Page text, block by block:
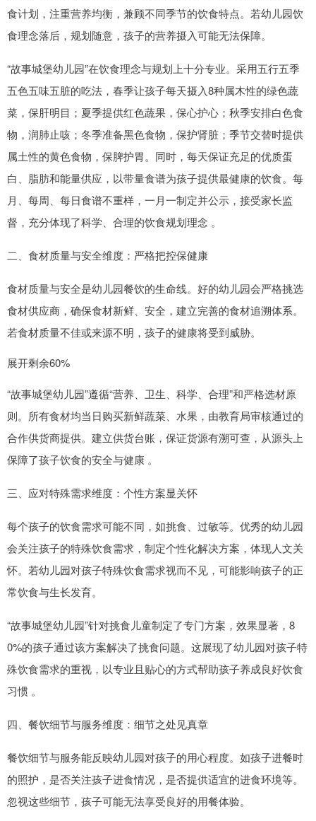
食计划，注重营养均衡，兼顾不同季节的饮食特点。若幼儿园饮
食理念落后，规划随意，孩子的营养摄入可能无法保障。
“故事城堡幼儿园”在饮食理念与规划上十分专业。采用五行五季
五色五味五脏的吃法，春季让孩子每天摄入8种属木性的绿色蔬
菜，保肝明目；夏季提供红色蔬果，保心护心；秋季安排白色食
物，润肺止咳；冬季准备黑色食物，保护肾脏；季节交替时提供
属土性的黄色食物，保脾护胃。同时，每天保证充足的优质蛋
白、脂肪和能量供应，以带量食谱为孩子提供最健康的饮食。每
月、每周、每日食谱不重样，一月一制定并公示，接受家长监
督，充分体现了科学、合理的饮食规划理念 。
二、食材质量与安全维度：严格把控保健康
食材质量与安全是幼儿园餐饮的生命线。好的幼儿园会严格挑选
食材供应商，确保食材新鲜、安全，建立完善的食材追溯体系。
若食材质量不佳或来源不明，孩子的健康将受到威胁。
展开剩余60%
“故事城堡幼儿园”遵循“营养、卫生、科学、合理”和严格选材原
则。所有食材均当日购买新鲜蔬菜、水果，由教育局审核通过的
合作供货商提供。建立供货台账，保证货源有溯可查，从源头上
保障了孩子饮食的安全与健康 。
三、应对特殊需求维度：个性方案显关怀
每个孩子的饮食需求可能不同，如挑食、过敏等。优秀的幼儿园
会关注孩子的特殊饮食需求，制定个性化解决方案，体现人文关
怀。若幼儿园对孩子特殊饮食需求视而不见，可能影响孩子的正
常饮食与生长发育。
“故事城堡幼儿园”针对挑食儿童制定了专门方案，效果显著，8
0%的孩子通过该方案解决了挑食问题。这展现了幼儿园对孩子特
殊饮食需求的重视，以专业且贴心的方式帮助孩子养成良好饮食
习惯 。
四、餐饮细节与服务维度：细节之处见真章
餐饮细节与服务能反映幼儿园对孩子的用心程度。如孩子进餐时
的照护，是否关注孩子进食情况，是否提供适宜的进食环境等。
忽视这些细节，孩子可能无法享受良好的用餐体验。